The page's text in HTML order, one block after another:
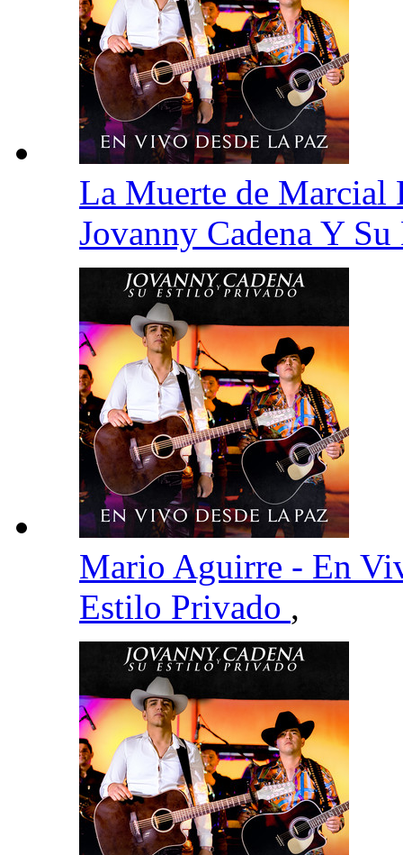
La Muerte de
Jovanny Cadena Y
Mario Aguirre - En
Estilo Privado ,